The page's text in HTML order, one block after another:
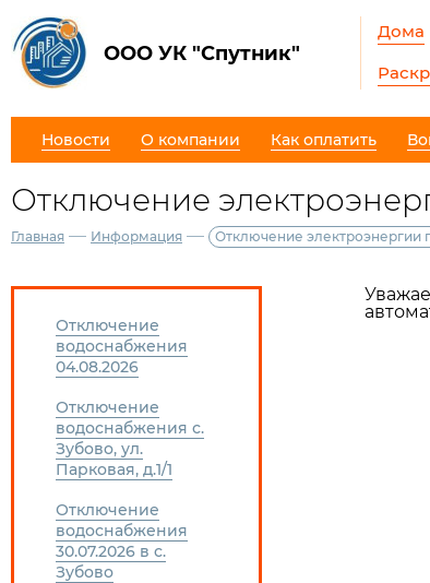
ООО УК "Спутник"
Дома
Новости О компании Как оплатить
Отключение
Главная — Информация — Отключение электроэнергии
Отключение
водоснабжения
04.08.2026
Отключение
водоснабжения с.
Зубово, ул.
Парковая, д.1/1
Отключение
водоснабжения
30.07.2026 в с.
Зубово